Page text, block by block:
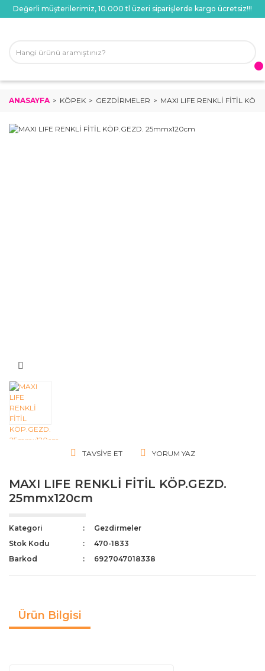
Değerli müşterilerimiz, 10.000 tl üzeri siparişlerde kargo ücretsiz!!!
ANASAYFA KÖPEK GEZDIRMELER MAXI LIFE RENKLİ FİTİL
TAVSIYE ET YORUM YAZ
MAXI LIFE RENKLİ FİTİL KÖP.GEZD.
25mmx120cm
Kategori
Gezdirmeler
Stok Kodu
470-1833
Barkod
6927047018338
Ürün Bilgisi